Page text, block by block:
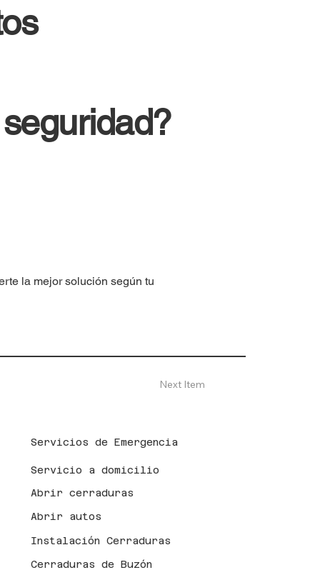
la mejor solución según tu
Next Item
Servicios de Emergencia
Servicio a domicilio
Abrir cerraduras
Abrir autos
Instalación Cerraduras
Cerraduras de Buzón